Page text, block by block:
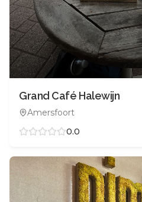
Grand Café Halewijn
Amersfoort
0.0